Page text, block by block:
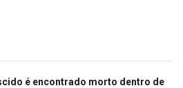
é encontrado morto dentro de